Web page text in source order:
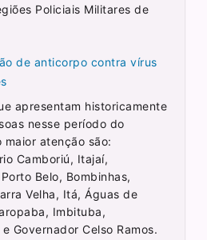
Policiais Militares de
de anticorpo contra vírus
apresentam historicamente
nesse período do
atenção são:
Camboriú, Itajaí,
Belo, Bombinhas,
Velha, Itá, Águas de
Imbituba,
Governador Celso Ramos.